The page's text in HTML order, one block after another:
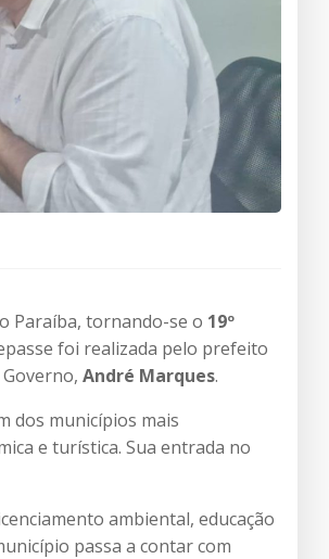
Paraíba, tornando-se o 19º
foi realizada pelo prefeito
André Marques.
dos municípios mais
e turística. Sua entrada no
ambiental, educação
passa a contar com